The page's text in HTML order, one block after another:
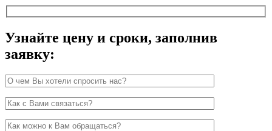
Узнайте цену и сроки, заполнив
заявку: